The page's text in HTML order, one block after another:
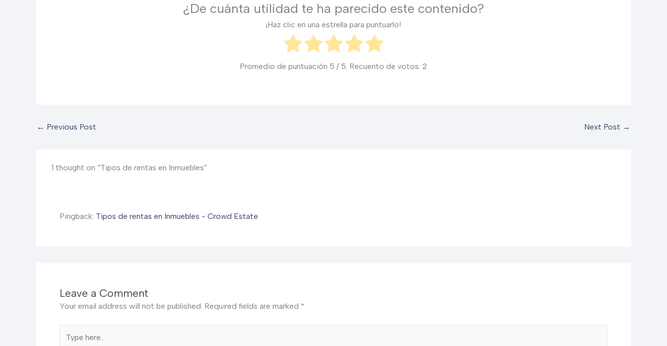
¿De cuánta utilidad te ha parecido este contenido?
¡Haz clic en una estrella para puntuarlo!
Promedio de puntuación 5 / 5. Recuento de votos: 2
← Previous Post Next Post →
1 thought on “Tipos de rentas en Inmuebles”
Pingback: Tipos de rentas en Inmuebles - Crowd Estate
Leave a Comment
Your email address will not be published. Required fields are marked *
here..